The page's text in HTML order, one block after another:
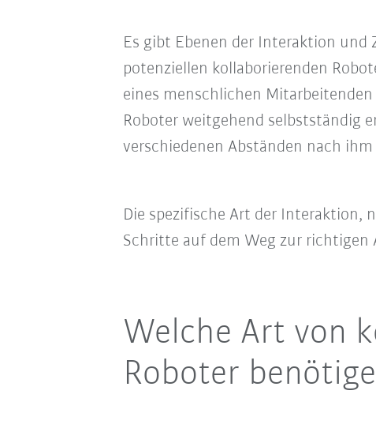
Es gibt Ebenen der Interaktion und
potenziellen kollaborierenden
eines menschlichen
Roboter weitgehend selbstständig
verschiedenen Abständen nach
Die spezifische Art der Interaktion,
Schritte auf dem Weg zur
Welche Art von
Roboter